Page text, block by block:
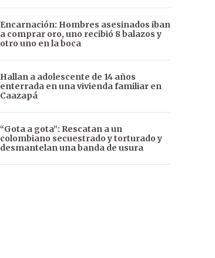
Encarnación: Hombres asesinados iban
a comprar oro, uno recibió 8 balazos y
otro uno en la boca
Hallan a adolescente de 14 años
enterrada en una vivienda familiar en
Caazapá
“Gota a gota”: Rescatan a un
colombiano secuestrado y torturado y
desmantelan una banda de usura